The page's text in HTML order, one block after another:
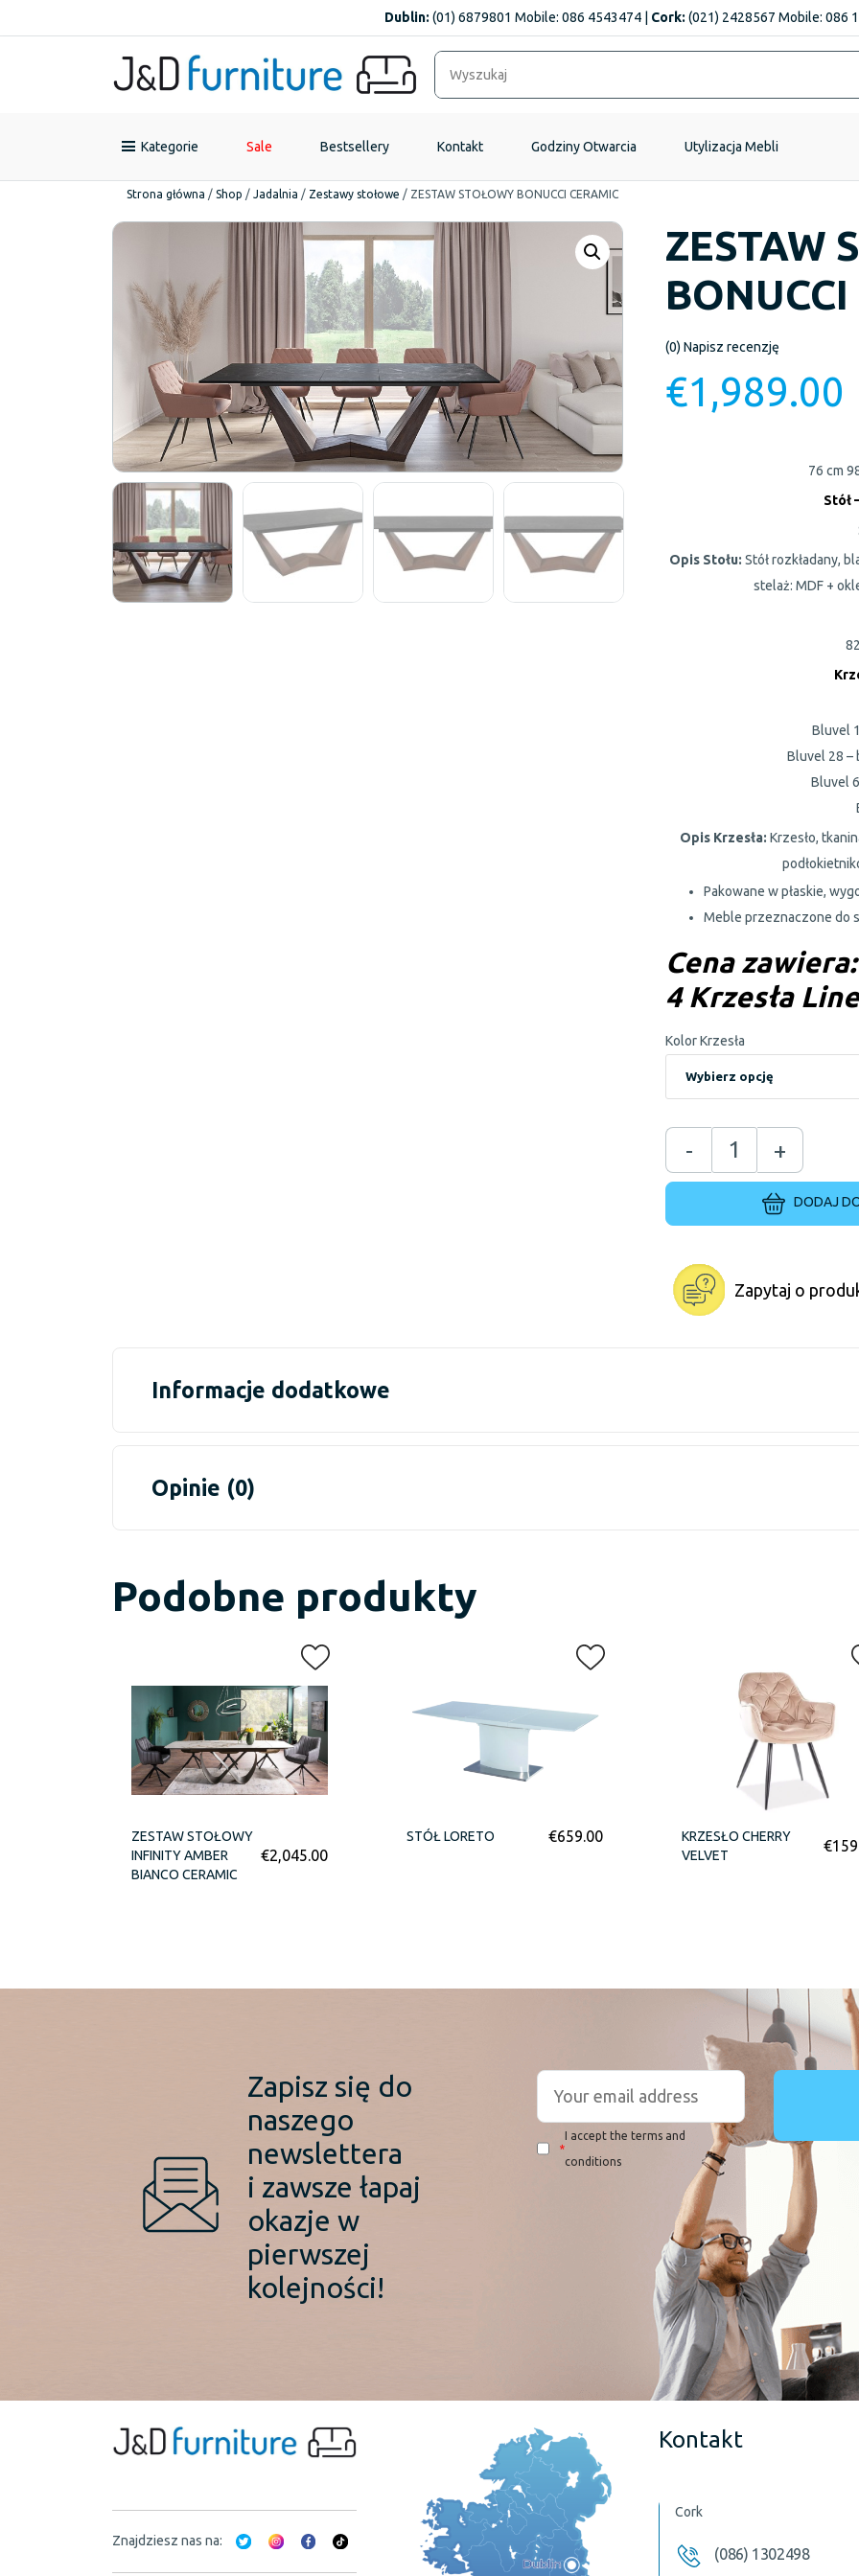
Dublin: (01) 6879801 Mobile: 086 4543474 | Cork: (021) 2428567 Mobile: 086
Kategorie Sale Bestsellery Kontakt Godziny Otwarcia Utylizacja Mebli
Strona główna / Shop / Jadalnia / Zestawy stołowe / ZESTAW STOŁOWY BONUCCI CERAMIC
ZESTAW
(0)Napisz recenzję
€1,989.00
76 cm
Stół
Opis Stołu: Stół rozkładany,
stelaż: MDF +
Bluvel
Bluvel 28 –
Bluvel
Opis Krzesła:Krzesło,
Pakowane w płaskie,
Meble przeznaczone do
Cena
4 Krzesła
Kolor Krzesła
- +
DODAJ
Zapytaj o
Informacje dodatkowe
Opinie (0)
Podobne produkty
ZESTAW STOŁOWY
INFINITY AMBER
BIANCO CERAMIC
€2,045.00
STÓŁ LORETO €659.00
KRZESŁO CHERRY
VELVET
€
Zapisz się do
naszego
newslettera
i zawsze łapaj
okazje w
pierwszej
kolejności!
*
I accept the terms and
conditions
Znajdziesz nas na:
Kontakt
Cork
(086) 1302498